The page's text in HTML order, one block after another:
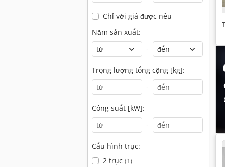
Chỉ với giá được nêu
Năm sản xuất:
-
Trọng lượng tổng cộng [kg]:
-
Công suất [kW]:
-
Cấu hình trục:
2 trục (1)